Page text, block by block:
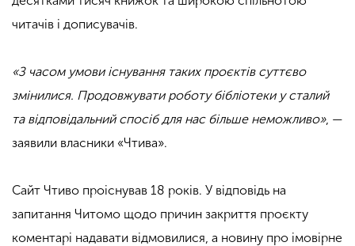
читачів і дописувачів.
«З часом умови існування таких проєктів суттєво
змінилися. Продовжувати роботу бібліотеки у сталий
та відповідальний спосіб для нас більше неможливо», —
заявили власники «Чтива».
Сайт Чтиво проіснував 18 років. У відповідь на
запитання Читомо щодо причин закриття проєкту
коментарі надавати відмовилися, а новину про імовірне